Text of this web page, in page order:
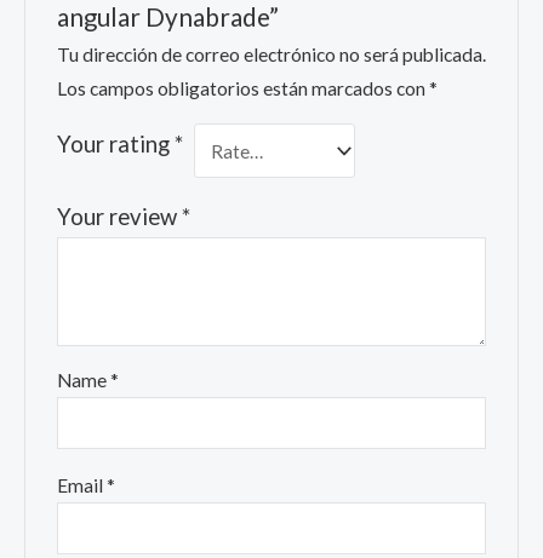
angular Dynabrade”
Tu dirección de correo electrónico no será publicada.
Los campos obligatorios están marcados con *
Your rating*
Your review*
Name *
Email *